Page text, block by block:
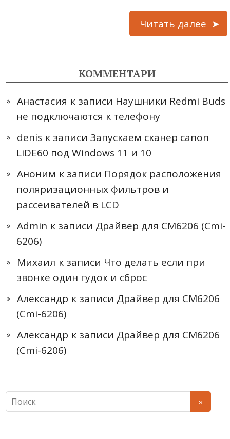
Читать далее
КОММЕНТАРИ
Анастасия к записи Наушники Redmi Buds
не подключаются к телефону
denis к записи Запускаем сканер canon
LiDE60 под Windows 11 и 10
Аноним к записи Порядок расположения
поляризационных фильтров и
рассеивателей в LCD
Admin к записи Драйвер для CM6206 (Cmi-
6206)
Михаил к записи Что делать если при
звонке один гудок и сброс
Александр к записи Драйвер для CM6206
(Cmi-6206)
Александр к записи Драйвер для CM6206
(Cmi-6206)